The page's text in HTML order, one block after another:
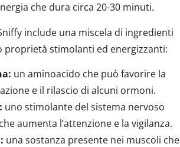
che dura circa 20-30 minuti.
include una miscela di ingredienti
proprietà stimolanti ed energizzanti:
un aminoacido che può favorire la
e il rilascio di alcuni ormoni.
uno stimolante del sistema nervoso
aumenta l’attenzione e la vigilanza.
una sostanza presente nei muscoli che